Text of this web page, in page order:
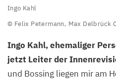
Ingo
Kahl
Felix
Petermann,
Ingo Kahl
© Felix Petermann, Max Delbrück
Ingo Kahl, ehemaliger
jetzt Leiter der
und Bossing liegen mir am